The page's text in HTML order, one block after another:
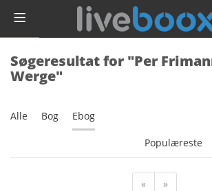
Søgeresultat for "Per
Werge"
Alle Bog Ebog
Populæreste
« »